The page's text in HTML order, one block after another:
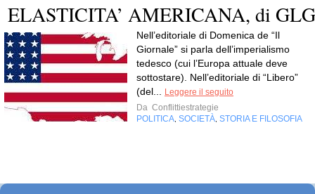
ELASTICITA’ AMERICANA, di GLG
Nell’editoriale di Domenica de “Il
Giornale” si parla dell’imperialismo
tedesco (cui l’Europa attuale deve
sottostare). Nell’editoriale di “Libero”
(del...
Leggere il seguito
Da Conflittiestrategie
POLITICA SOCIETÀ STORIA E FILOSOFIA